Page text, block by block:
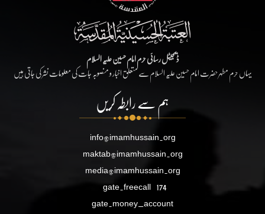
ڈیجیٹل رسائی حرم امام حسین علیہ السلام
یہاں حرم مطہر حضرت امام حسین علیہ السلام سے متعلق اخبار و منصوبہ جات کی معلومات نشر کی جاتی ہیں
ہم سے رابطہ کریں
info@imamhussain.org
maktab@imamhussain.org
media@imamhussain.org
gate.freecall 174
gate.money_account